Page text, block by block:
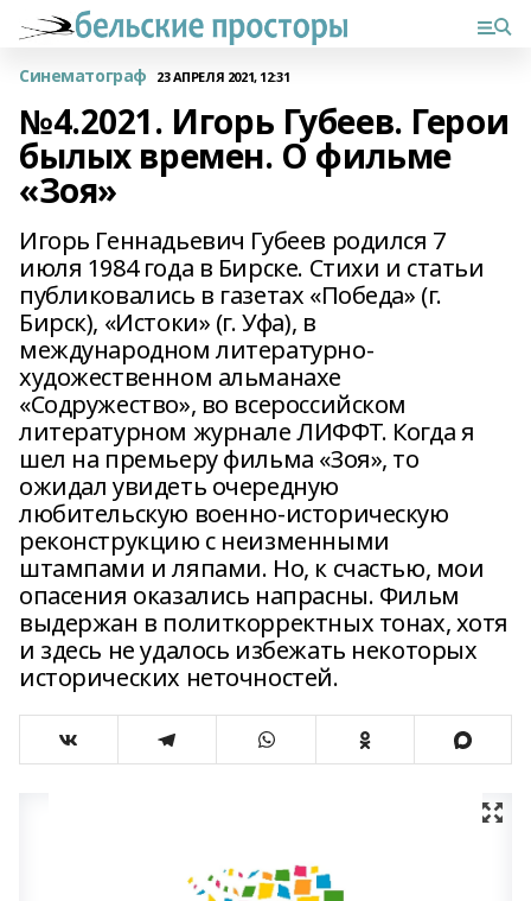
Синематограф 23 АПРЕЛЯ 2021, 12:31
№4.2021. Игорь Губеев. Герои
былых времен. О фильме
«Зоя»
Игорь Геннадьевич Губеев родился 7
июля 1984 года в Бирске. Стихи и статьи
публиковались в газетах «Победа» (г.
Бирск), «Истоки» (г. Уфа), в
международном литературно-
художественном альманахе
«Содружество», во всероссийском
литературном журнале ЛИФФТ. Когда я
шел на премьеру фильма «Зоя», то
ожидал увидеть очередную
любительскую военно-историческую
реконструкцию с неизменными
штампами и ляпами. Но, к счастью, мои
опасения оказались напрасны. Фильм
выдержан в политкорректных тонах, хотя
и здесь не удалось избежать некоторых
исторических неточностей.